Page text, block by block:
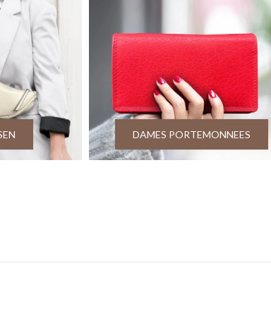
DAMES PORTEMONNEES